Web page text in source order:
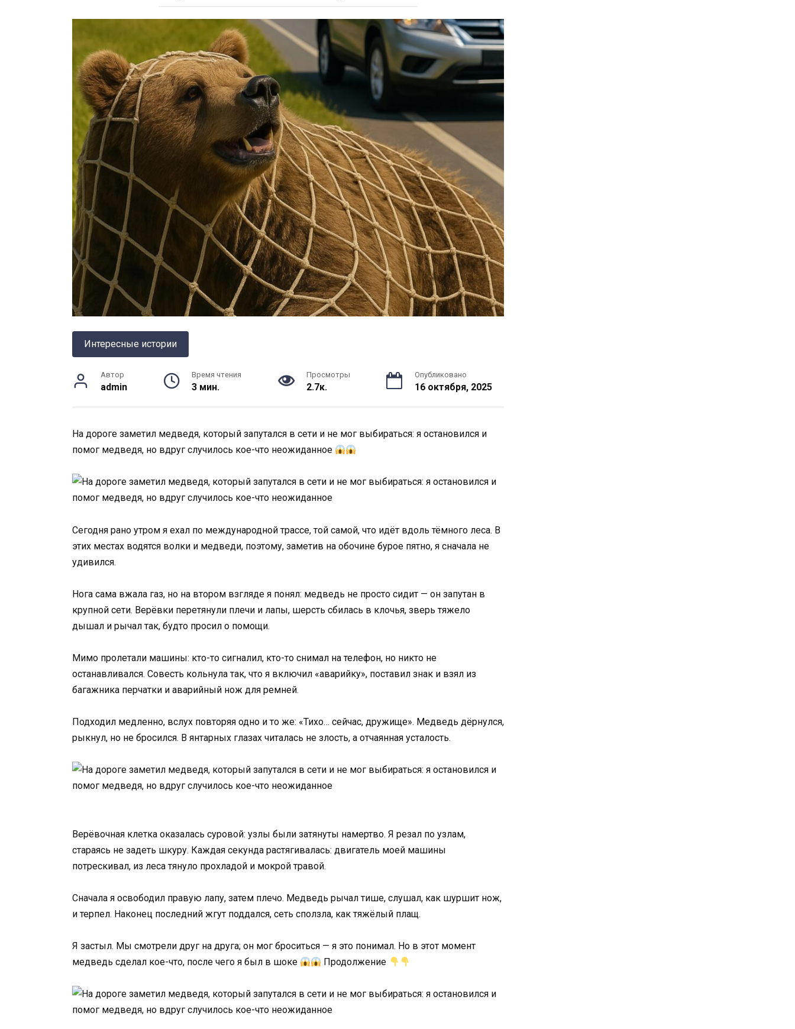
Интересные истории
Автор
admin
Время чтения
3 мин.
Просмотры
2.7к.
Опубликовано
16 октября, 2025
На дороге заметил медведя, который запутался в сети и не мог выбираться: я остановился и
помог медведя, но вдруг случилось кое-что неожиданное
Сегодня рано утром я ехал по международной трассе, той самой, что идёт вдоль тёмного леса. В
этих местах водятся волки и медведи, поэтому, заметив на обочине бурое пятно, я сначала не
удивился.
Нога сама вжала газ, но на втором взгляде я понял: медведь не просто сидит — он запутан в
крупной сети. Верёвки перетянули плечи и лапы, шерсть сбилась в клочья, зверь тяжело
дышал и рычал так, будто просил о помощи.
Мимо пролетали машины: кто-то сигналил, кто-то снимал на телефон, но никто не
останавливался. Совесть кольнула так, что я включил «аварийку», поставил знак и взял из
багажника перчатки и аварийный нож для ремней.
Подходил медленно, вслух повторяя одно и то же: «Тихо… сейчас, дружище». Медведь дёрнулся,
рыкнул, но не бросился. В янтарных глазах читалась не злость, а отчаянная усталость.
Верёвочная клетка оказалась суровой: узлы были затянуты намертво. Я резал по узлам,
стараясь не задеть шкуру. Каждая секунда растягивалась: двигатель моей машины
потрескивал, из леса тянуло прохладой и мокрой травой.
Сначала я освободил правую лапу, затем плечо. Медведь рычал тише, слушал, как шуршит нож,
и терпел. Наконец последний жгут поддался, сеть сползла, как тяжёлый плащ.
Я застыл. Мы смотрели друг на друга; он мог броситься — я это понимал. Но в этот момент
медведь сделал кое-что, после чего я был в шоке
Продолжение